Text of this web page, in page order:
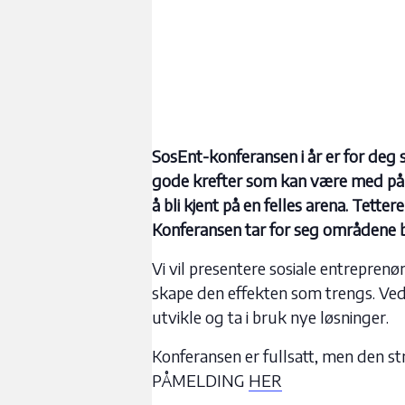
SosEnt-konferansen i år er for
gode krefter som kan være med
å bli kjent på en felles arena.
Konferansen tar for seg
Vi vil presentere sosiale
skape den effekten som trengs.
utvikle og ta i bruk nye løsninger.
Konferansen er fullsatt, men den
PÅMELDING HER